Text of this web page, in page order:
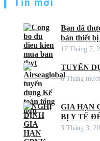
Tin mới
Bạn đã
bán thiết bị
17 Tháng 7,
TUYỂN
6 Tháng
GIA HẠN
BỊ Y TẾ
3 Tháng 3,